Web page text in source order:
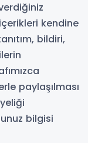
kendine
bildiri,
paylaşılması
bilgisi